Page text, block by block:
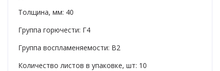
Толщина, мм: 40
Группа горючести: Г4
Группа воспламеняемости: В2
Количество листов в упаковке, шт: 10